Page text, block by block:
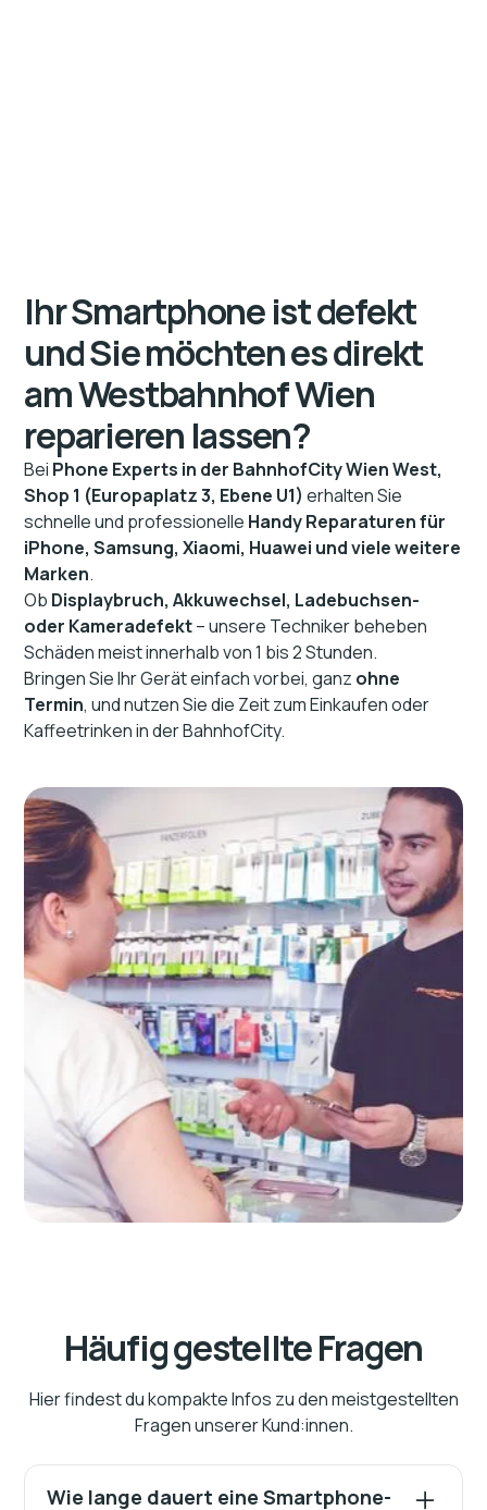
Ihr Smartphone ist defekt
und Sie möchten es direkt
am Westbahnhof Wien
reparieren lassen?
Bei Phone Experts in der BahnhofCity Wien West,
Shop 1 (Europaplatz 3, Ebene U1) erhalten Sie
schnelle und professionelle Handy Reparaturen für
iPhone, Samsung, Xiaomi, Huawei und viele weitere
Marken.
Ob Displaybruch, Akkuwechsel, Ladebuchsen-
oder Kameradefekt– unsere Techniker beheben
Schäden meist innerhalb von 1 bis 2 Stunden.
Bringen Sie Ihr Gerät einfach vorbei, ganz ohne
Termin, und nutzen Sie die Zeit zum Einkaufen oder
Kaffeetrinken in der BahnhofCity.
Häufig gestellte Fragen
Hier findest du kompakte Infos zu den meistgestellten
Fragen unserer Kund:innen.
Wie lange dauert eine Smartphone-